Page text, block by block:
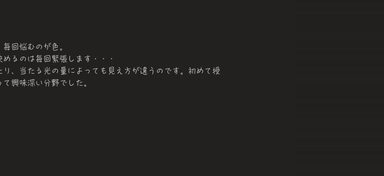
回悩むのが色。
るのは毎回緊張します・・・
、当たる光の量によっても見え方が違うのです。初めて授
興味深い分野でした。